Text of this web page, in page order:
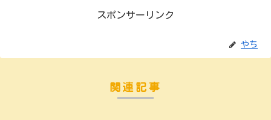
スポンサーリンク
やち
関連記事